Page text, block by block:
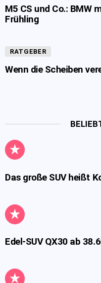
M5 CS und Co.: BMW
Frühling
RATGEBER
Wenn die Scheiben
Das große SUV heißt
Edel-SUV QX30 ab